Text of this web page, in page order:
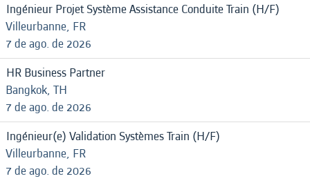
Ingénieur Projet Système Assistance Conduite Train (H/F)
Villeurbanne, FR
7 de ago. de 2026
HR Business Partner
Bangkok, TH
7 de ago. de 2026
Ingénieur(e) Validation Systèmes Train (H/F)
Villeurbanne, FR
7 de ago. de 2026